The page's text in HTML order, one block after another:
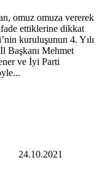
omuz omuza vererek
ettiklerine dikkat
kuruluşunun 4. Yılı
Başkanı Mehmet
ve İyi Parti
24.10.2021